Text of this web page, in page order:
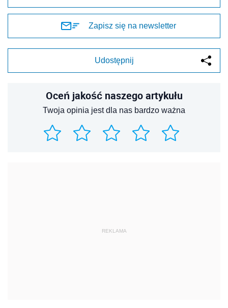
Zapisz się na newsletter
Udostępnij
Oceń jakość naszego artykułu
Twoja opinia jest dla nas bardzo ważna
REKLAMA